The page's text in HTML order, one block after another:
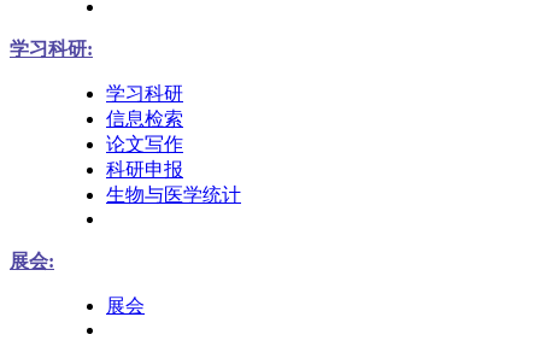
学习科研:
学习科研
信息检索
论文写作
科研申报
生物与医学统计
展会:
展会